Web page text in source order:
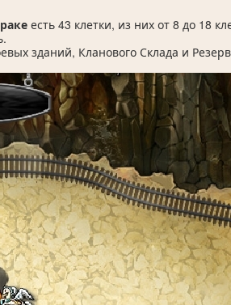
есть 43 клетки, из них от 8 до 18
зданий, Кланового Склада и